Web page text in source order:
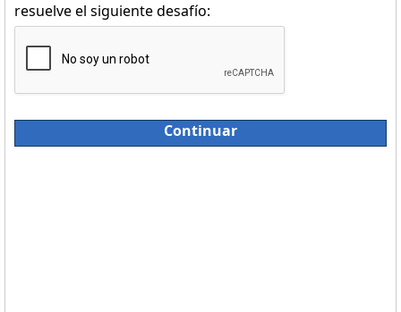
resuelve el siguiente desafío:
Continuar